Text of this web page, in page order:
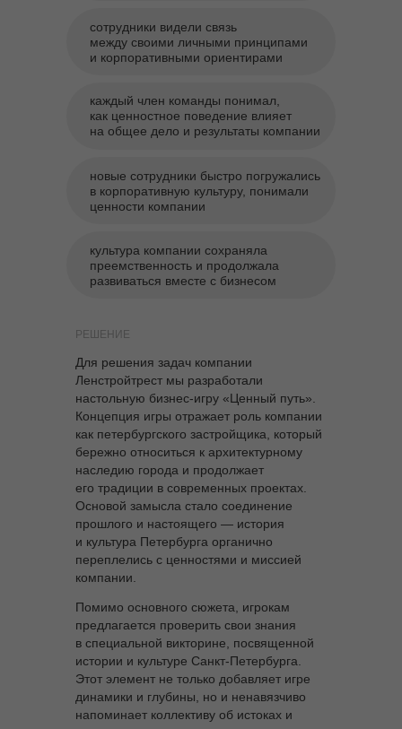
Для решения задач компании
Ленстройтрест мы разработали
настольную бизнес-игру «Ценный путь».
Концепция игры отражает роль компании
как петербургского застройщика, который
бережно относиться к архитектурному
наследию города и продолжает
его традиции в современных проектах.
Основой замысла стало соединение
прошлого и настоящего — история
и культура Петербурга органично
переплелись с ценностями и миссией
компании.
Помимо основного сюжета, игрокам
предлагается проверить свои знания
в специальной викторине, посвященной
истории и культуре Санкт-Петербурга.
Этот элемент не только добавляет игре
динамики и глубины, но и ненавязчиво
напоминает коллективу об истоках и
РЕШЕНИЕ
сотрудники видели связь
между своими личными принципами
и корпоративными ориентирами
каждый член команды понимал,
как ценностное поведение влияет
на общее дело и результаты компании
новые сотрудники быстро погружались
в корпоративную культуру, понимали
ценности компании
культура компании сохраняла
преемственность и продолжала
развиваться вместе с бизнесом